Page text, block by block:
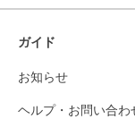
ガイド
お知らせ
ヘルプ・お問い合わ